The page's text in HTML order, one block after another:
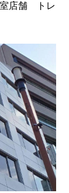
店舗 トレ